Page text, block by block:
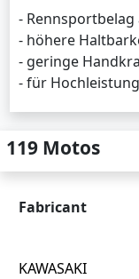
-
- höhere
- geringe
- für
119 Motos
Fabricant
KAWASAKI